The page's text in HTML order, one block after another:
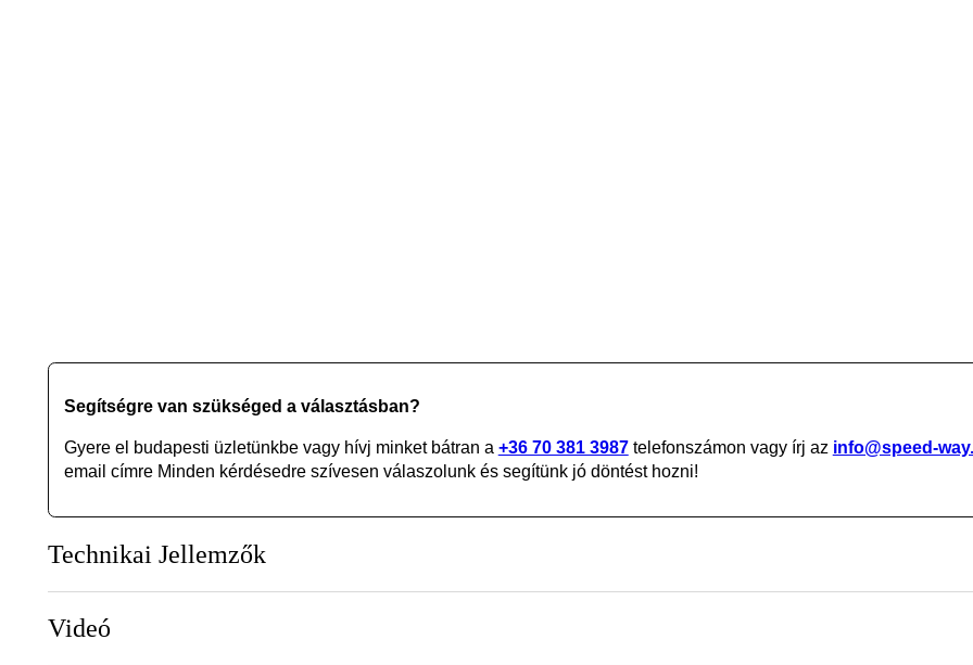
Segítségre van szükséged a választásban?
Gyere el budapesti üzletünkbe vagy hívj minket bátran a +36 70 381 3987telefonszámon vagy írj az info@speed-
email címre Minden kérdésedre szívesen válaszolunk és segítünk jó döntést hozni!
Technikai Jellemzők
Videó